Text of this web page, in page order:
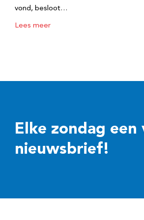
vond, besloot…
Lees meer
Elke zondag
nieuwsbrief!